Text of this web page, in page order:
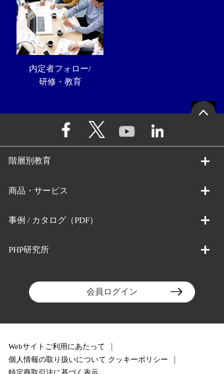
内定者フォロー/
研修・教育
階層別教育
商品・サービス
事例 / カタログ（PDF）
PHP研究所
会員ログイン
Webサイトご利用にあたって
個人情報の取り扱いについて クッキーポリシー
特定商取引法に基づく表示